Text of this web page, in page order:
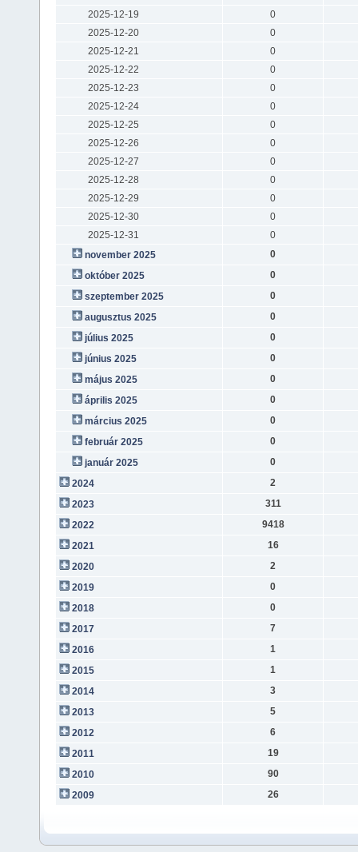
2025-12-19
0
2025-12-20
0
2025-12-21
0
2025-12-22
0
2025-12-23
0
2025-12-24
0
2025-12-25
0
2025-12-26
0
2025-12-27
0
2025-12-28
0
2025-12-29
0
2025-12-30
0
2025-12-31
0
november 2025
0
október 2025
0
szeptember 2025
0
augusztus 2025
0
július 2025
0
június 2025
0
május 2025
0
április 2025
0
március 2025
0
február 2025
0
január 2025
0
2024
2
2023
311
2022
9418
2021
16
2020
2
2019
0
2018
0
2017
7
2016
1
2015
1
2014
3
2013
5
2012
6
2011
19
2010
90
2009
26